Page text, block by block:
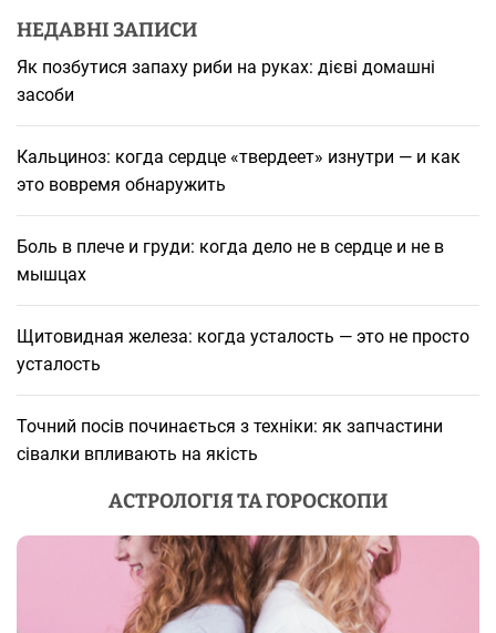
НЕДАВНІ ЗАПИСИ
Як позбутися запаху риби на руках: дієві домашні
засоби
Кальциноз: когда сердце «твердеет» изнутри — и как
это вовремя обнаружить
Боль в плече и груди: когда дело не в сердце и не в
мышцах
Щитовидная железа: когда усталость — это не просто
усталость
Точний посів починається з техніки: як запчастини
сівалки впливають на якість
АСТРОЛОГІЯ ТА ГОРОСКОПИ